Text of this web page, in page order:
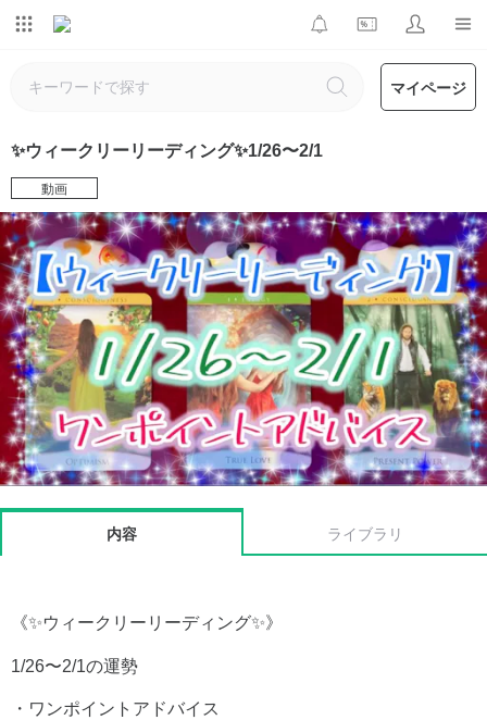
マイページ
✨ウィークリーリーディング✨1/26〜2/1
動画
内容 ライブラリ
《✨ウィークリーリーディング✨》
1/26〜2/1の運勢
・ワンポイントアドバイス